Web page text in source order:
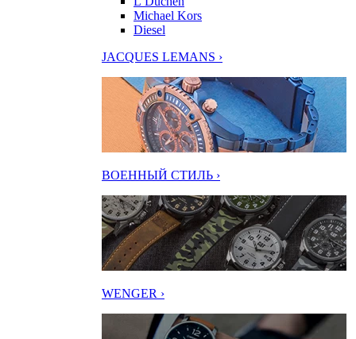
Michael Kors
Diesel
JACQUES LEMANS ›
ВОЕННЫЙ СТИЛЬ ›
WENGER ›